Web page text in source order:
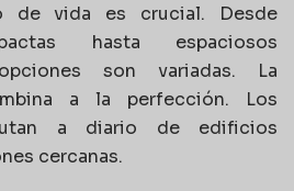
de vida es crucial. Desde
hasta espaciosos
son variadas. La
a la perfección. Los
a diario de edificios
cercanas.